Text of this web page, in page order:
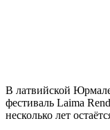
В латвийской
фестиваль Laima
несколько лет